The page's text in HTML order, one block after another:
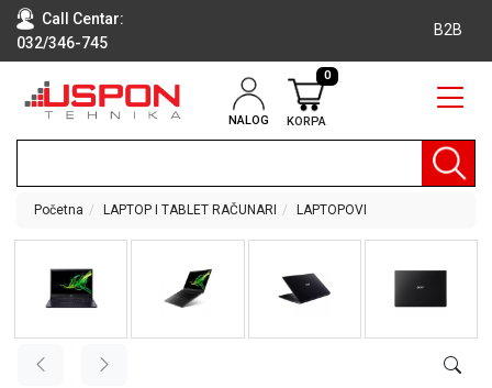
Call Centar:
032/346-745
B2B
NALOG KORPA
0
RAČUNARI
TEHNIKA
OPREMA
AUDIO,
VIDEO
Početna LAPTOP I TABLET RAČUNARI LAPTOPOVI